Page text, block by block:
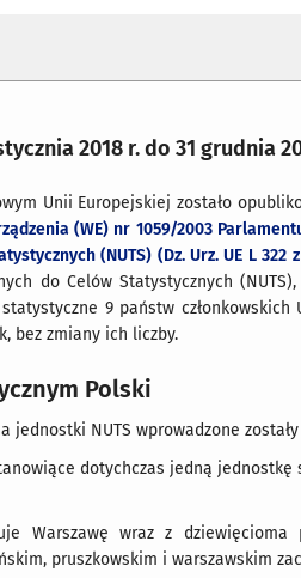
2018 r. do 31 grudnia
Unii Europejskiej zostało
(WE) nr 1059/2003
(NUTS) (Dz. Urz. UE L 322 z
do Celów Statystycznych
9 państw
bez zmiany ich liczby.
Polski
NUTS wprowadzone
dotychczas jedną
Warszawę wraz z dziewięcioma
pruszkowskim i warszawskim